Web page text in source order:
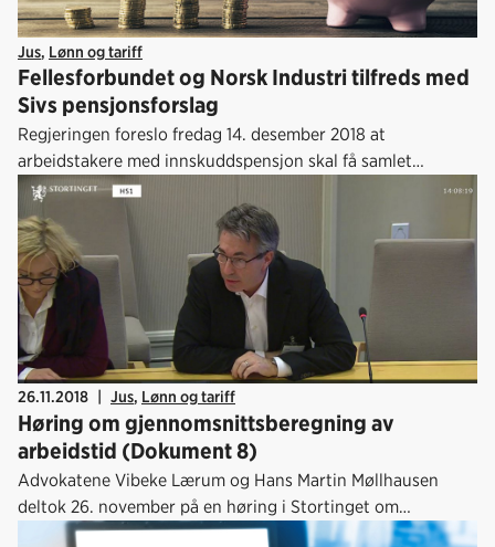
Jus, Lønn og tariff
Fellesforbundet og Norsk Industri tilfreds med
Sivs pensjonsforslag
Regjeringen foreslo fredag 14. desember 2018 at
arbeidstakere med innskuddspensjon skal få samlet
pensjonen i en egen pensjonskonto.
26.11.2018 | Jus, Lønn og tariff
Høring om gjennomsnittsberegning av
arbeidstid (Dokument 8)
Advokatene Vibeke Lærum og Hans Martin Møllhausen
deltok 26. november på en høring i Stortinget om
gjennomsnittsberegning av arbeidstid (Dokument 8:33 S